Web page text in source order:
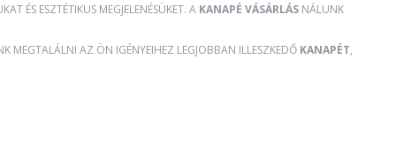
ÉS ESZTÉTIKUS MEGJELENÉSÜKET. A KANAPÉ VÁSÁRLÁS NÁLUNK
MEGTALÁLNI AZ ÖN IGÉNYEIHEZ LEGJOBBAN ILLESZKEDŐ KANAPÉT,